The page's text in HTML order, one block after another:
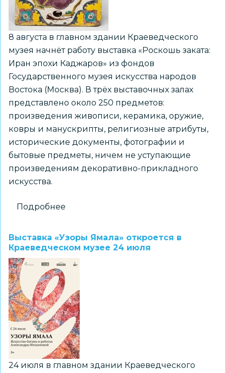
8 августа в главном здании Краеведческого
музея начнёт работу выставка «Роскошь заката:
Иран эпохи Каджаров» из фондов
Государственного музея искусства народов
Востока (Москва). В трёх выставочных залах
представлено около 250 предметов:
произведения живописи, керамика, оружие,
ковры и манускрипты, религиозные атрибуты,
исторические документы, фотографии и
бытовые предметы, ничем не уступающие
произведениям декоративно-прикладного
искусства.
Подробнее
«Роскошь
заката:
Иран
-
8
августа
в
Краеведческом
музее
Выставка «Узоры Ямала» откроется в
Краеведческом музее 24 июля
24 июля в главном здании Краеведческого